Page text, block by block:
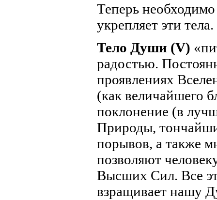
Теперь
укрепляет эти тела.
Тело Души (V)
радостью.
проявлениях
(как величайшего
поклонение (в
Природы,
порывов, а также
позволяют
Высших Сил. Все
взращивает нашу